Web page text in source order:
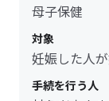
母子保健
対象
妊娠した人
手続を行う人